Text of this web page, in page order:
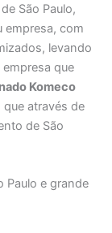
São Paulo,
empresa, com
levando
que
Komeco
através de
de São
Paulo e grande